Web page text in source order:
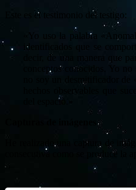
Este es el testimonio del testigo:
«Yo uso la palabra
identificados que se
decir, de una manera que
conceptos conocidos. Yo
no soy un desmitificador
hechos observables que
del espacio.»
He realizado una captura de
consecutiva como se produce la